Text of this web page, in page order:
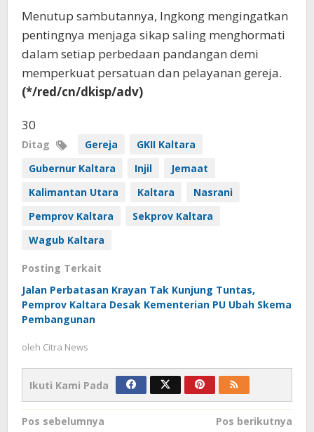
Menutup sambutannya, Ingkong mengingatkan
pentingnya menjaga sikap saling menghormati
dalam setiap perbedaan pandangan demi
memperkuat persatuan dan pelayanan gereja.
(*/red/cn/dkisp/adv)
30
Ditag Gereja
GKII Kaltara
Gubernur Kaltara
Injil
Jemaat
Kalimantan Utara
Kaltara
Nasrani
Pemprov Kaltara
Sekprov Kaltara
Wagub Kaltara
Posting Terkait
Jalan Perbatasan Krayan Tak Kunjung Tuntas,
Pemprov Kaltara Desak Kementerian PU Ubah Skema
Pembangunan
oleh Citra News
Ikuti Kami Pada
Navigasi
Pos sebelumnya
Pos berikutnya